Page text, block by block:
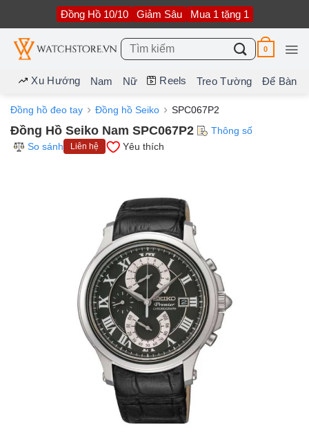
nội
dung
Đồng Hồ 10/10 Giảm Sâu Mua 1 tặng 1
Tìm
kiếm:
0
Xu Hướng Nam Nữ Reels Treo Tường Để Bàn
Đồng hồ đeo tay Đồng hồ Seiko SPC067P2
Đồng Hồ Seiko Nam SPC067P2
Thông số
So sánh
Liên hệ Yêu thích